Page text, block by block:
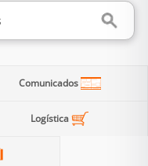
Comunicados
Logística